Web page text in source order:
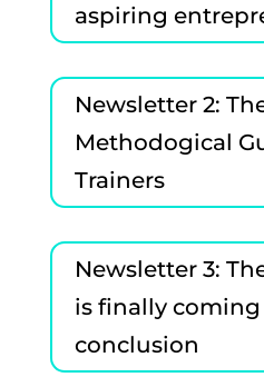
aspiring
Newsletter 2:
Methodogical
Trainers
Newsletter 3:
is finally
conclusion